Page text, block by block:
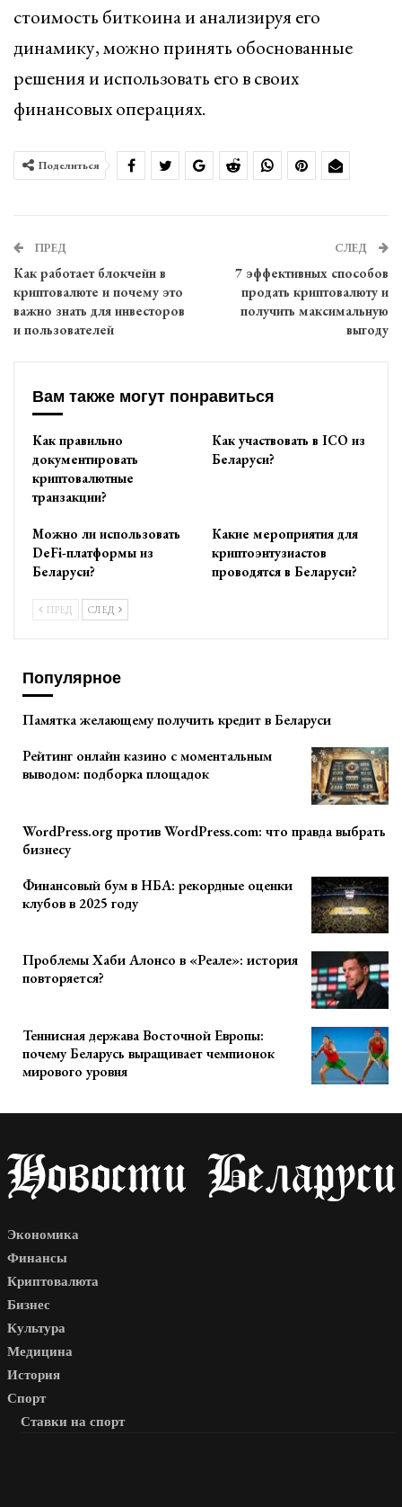
стоимость биткоина и анализируя его
динамику, можно принять обоснованные
решения и использовать его в своих
финансовых операциях.
Поделиться
ПРЕД
Как работает блокчейн в
криптовалюте и почему это
важно знать для инвесторов
и пользователей
СЛЕД
7 эффективных способов
продать криптовалюту и
получить максимальную
выгоду
Вам также могут понравиться
Как правильно
документировать
криптовалютные
транзакции?
Как участвовать в ICO из
Беларуси?
Можно ли использовать
DeFi-платформы из
Беларуси?
Какие мероприятия для
криптоэнтузиастов
проводятся в Беларуси?
ПРЕД СЛЕД
Популярное
Памятка желающему получить кредит в Беларуси
Рейтинг онлайн казино с моментальным
выводом: подборка площадок
WordPress.org против WordPress.com: что правда выбрать
бизнесу
Финансовый бум в НБА: рекордные оценки
клубов в 2025 году
Проблемы Хаби Алонсо в «Реале»: история
повторяется?
Теннисная держава Восточной Европы:
почему Беларусь выращивает чемпионок
мирового уровня
Экономика
Финансы
Криптовалюта
Бизнес
Культура
Медицина
История
Спорт
Ставки на спорт